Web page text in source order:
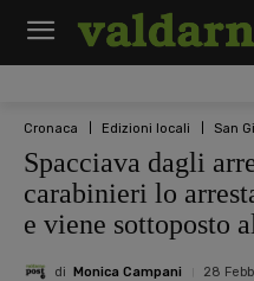
Cronaca Edizioni locali San
Spacciava dagli
carabinieri lo
e viene sottoposto
di Monica Campani 28